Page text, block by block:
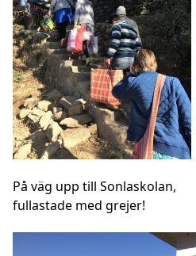
På väg upp till Sonlaskolan,
fullastade med grejer!